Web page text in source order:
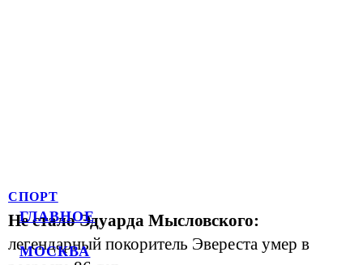
ГЛАВНОЕ
МОСКВА
СПОРТ
Не стало Эдуарда Мысловского:
легендарный покоритель Эвереста умер в